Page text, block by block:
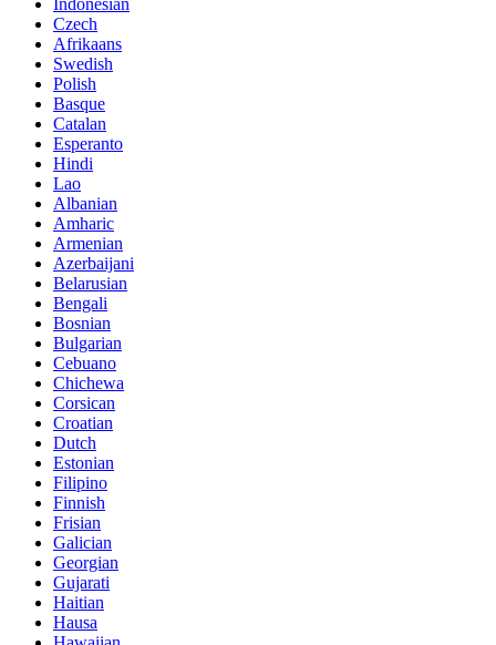
Indonesian
Czech
Afrikaans
Swedish
Polish
Basque
Catalan
Esperanto
Hindi
Lao
Albanian
Amharic
Armenian
Azerbaijani
Belarusian
Bengali
Bosnian
Bulgarian
Cebuano
Chichewa
Corsican
Croatian
Dutch
Estonian
Filipino
Finnish
Frisian
Galician
Georgian
Gujarati
Haitian
Hausa